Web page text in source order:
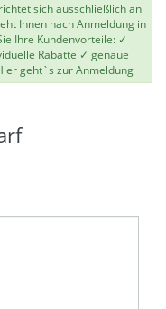
sich ausschließlich an
Ihnen nach Anmeldung in
Ihre Kundenvorteile: ✓
Rabatte ✓ genaue
geht`s zur Anmeldung